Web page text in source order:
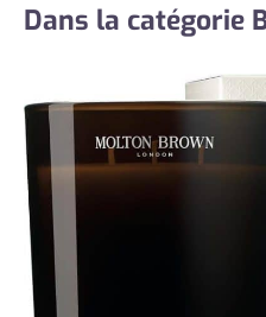
Dans la catégorie